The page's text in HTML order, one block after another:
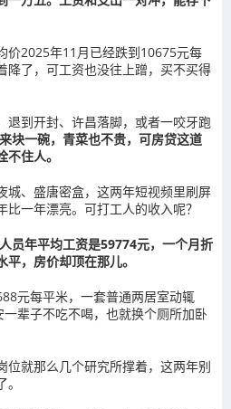
价2025年11月已经跌到10675元每
降了，可工资也没往上蹭，买不买得
退到开封、许昌落脚，或者一咬牙跑
块一碗，青菜也不贵，可房贷这道
住人。
城、盛唐密盒，这两年短视频里刷屏
一年漂亮。可打工人的收入呢？
员年平均工资是59774元，一个月折
，房价却顶在那儿。
元每平米，一套普通两居室动辄
辈子不吃不喝，也就换个厕所加卧
位就那么几个研究所撑着，这两年别